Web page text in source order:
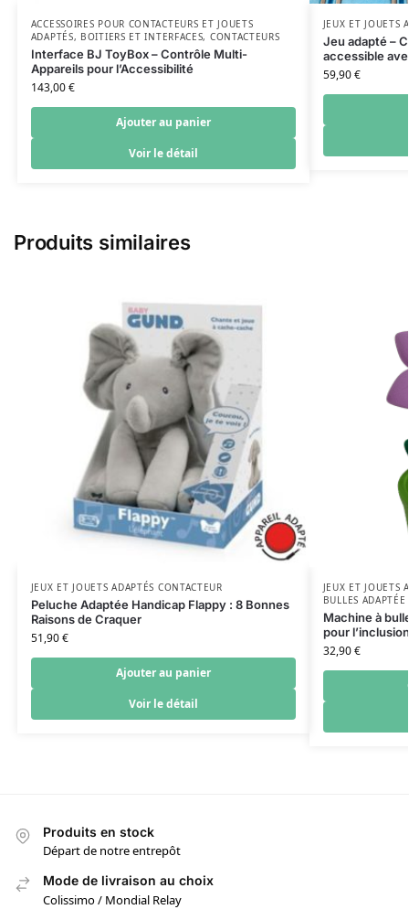
ACCESSOIRES POUR CONTACTEURS ET JOUETS
ADAPTÉS, BOITIERS ET INTERFACES, CONTACTEURS
Interface BJ ToyBox – Contrôle Multi-
Appareils pour l’Accessibilité
143,00€
Ajouter au panier
Voir le détail
JEUX ET JOUETS
Jeu adapté –
accessible
59,90€
Produits similaires
JEUX ET JOUETS ADAPTÉS CONTACTEUR
Peluche Adaptée Handicap Flappy : 8 Bonnes
Raisons de Craquer
51,90€
Ajouter au panier
Voir le détail
JEUX ET JOUETS
BULLES ADAPTÉE
Machine à
pour
32,90€
Produits en stock
Départ de notre entrepôt
Mode de livraison au choix
Colissimo / Mondial Relay